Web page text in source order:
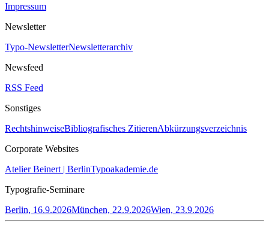
Impressum
Newsletter
Typo-NewsletterNewsletterarchiv
Newsfeed
RSS Feed
Sonstiges
RechtshinweiseBibliografisches ZitierenAbkürzungsverzeichnis
Corporate Websites
Atelier Beinert | BerlinTypoakademie.de
Typografie-Seminare
Berlin, 16.9.2026München, 22.9.2026Wien, 23.9.2026